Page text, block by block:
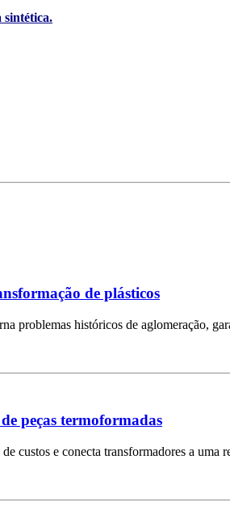
sintética.
de plásticos
problemas históricos de aglomeração,
peças termoformadas
custos e conecta transformadores a uma